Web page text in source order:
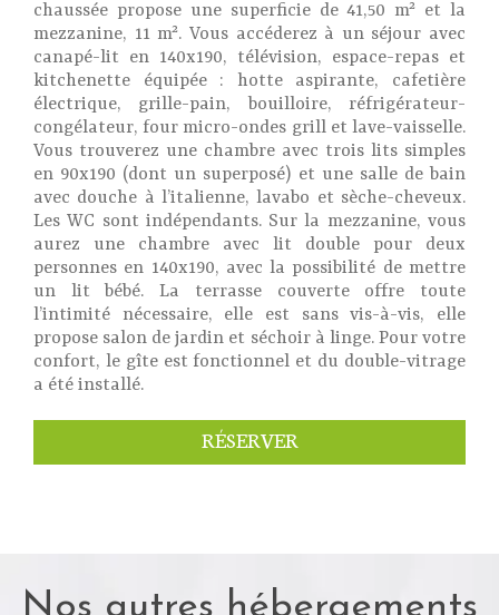
chaussée propose une superficie de 41,50 m² et la
mezzanine, 11 m². Vous accéderez à un séjour avec
canapé-lit en 140x190, télévision, espace-repas et
kitchenette équipée : hotte aspirante, cafetière
électrique, grille-pain, bouilloire, réfrigérateur-
congélateur, four micro-ondes grill et lave-vaisselle.
Vous trouverez une chambre avec trois lits simples
en 90x190 (dont un superposé) et une salle de bain
avec douche à l’italienne, lavabo et sèche-cheveux.
Les WC sont indépendants. Sur la mezzanine, vous
aurez une chambre avec lit double pour deux
personnes en 140x190, avec la possibilité de mettre
un lit bébé. La terrasse couverte offre toute
l’intimité nécessaire, elle est sans vis-à-vis, elle
propose salon de jardin et séchoir à linge. Pour votre
confort, le gîte est fonctionnel et du double-vitrage
a été installé.
RÉSERVER